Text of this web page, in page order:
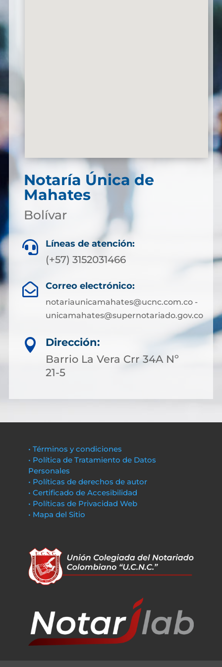
Notaría Única de
Mahates
Bolívar
 Líneas de atención:
(+57) 3152031466
 Correo electrónico:
notariaunicamahates@ucnc.com.co -
unicamahates@supernotariado.gov.co

Dirección:
Barrio La Vera Crr 34A Nº
21-5
• Términos y condiciones
• Política de Tratamiento de Datos
Personales
• Políticas de derechos de autor
• Certificado de Accesibilidad
• Políticas de Privacidad Web
• Mapa del Sitio